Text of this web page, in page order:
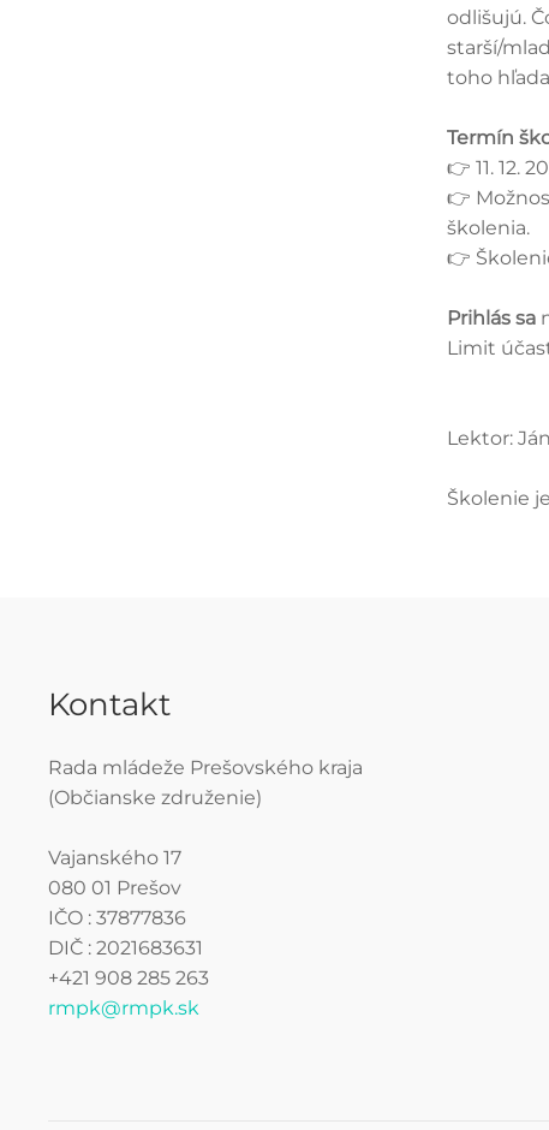
odlišujú.
starší/
toho
Termín
👉 11. 12.
👉
školenia.
👉
Prihlás sa
Limit
Lektor:
Školenie
Kontakt
Rada mládeže Prešovského kraja
(Občianske združenie)
Vajanského 17
080 01 Prešov
IČO : 37877836
DIČ : 2021683631
+421 908 285 263
rmpk@rmpk.sk